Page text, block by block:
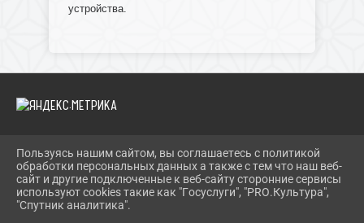
устройства.
2026 Г. IBRBIB.RU
ВХОД
КАРТА САЙТА
ПОЛИТИКА ОБРАБОТКИ ПЕРСОНАЛЬНЫХ ДАННЫХ
Пользуясь нашим сайтом, вы соглашаетесь с политикой
обработки персональных данных а также с тем что наш веб-
сайт и другие подключенные к веб-сайту сторонние сервисы
используют cookies такие как "Госуслуги", "PRO.Культура",
"Спутник аналитика".